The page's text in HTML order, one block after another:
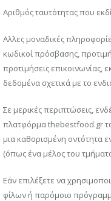
Αριθμός ταυτότητας που
Αλλες μοναδικές
κωδικοί πρόσβασης,
προτιμήσεις επικοινωνίας,
δεδομένα σχετικά με το
Σε μερικές περιπτώσεις,
πλατφόρμα thebestfood.gr τα
μια καθορισμένη οντότητα
(όπως ένα μέλος του
Εάν επιλέξετε να
φίλων ή παρόμοιο